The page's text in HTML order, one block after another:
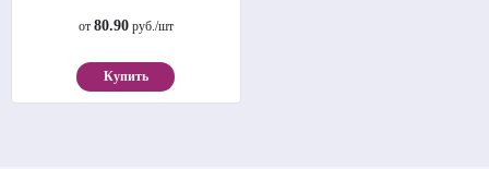
от 80.90руб./шт
Купить